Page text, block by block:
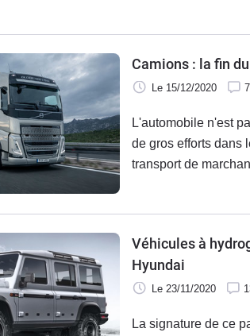
Tesla.
Camions : la fin
Le 15/12/2020
L'automobile n'est
de gros efforts dans
transport de
Véhicules à
Hyundai
Le 23/11/2020
La signature de ce